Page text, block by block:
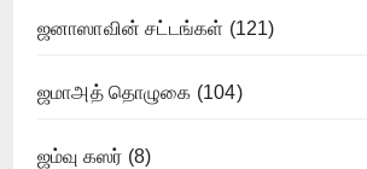
ஜனாஸாவின் சட்டங்கள் (121)
ஜமாஅத் தொழுகை (104)
ஜம்வு கஸர் (8)